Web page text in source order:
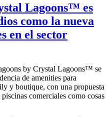
Lagoons™ es
como la nueva
en el sector
by Crystal Lagoons™ se
de amenities para
y boutique, con una propuesta
comerciales como cosas